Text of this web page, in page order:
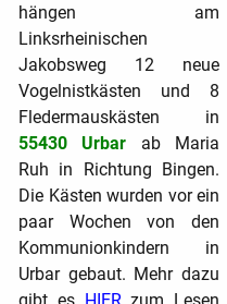
hängen am
Linksrheinischen
Jakobsweg 12 neue
Vogelnistkästen und 8
Fledermauskästen in
55430 Urbar ab Maria
Ruh in Richtung Bingen.
Die Kästen wurden vor ein
paar Wochen von den
Kommunionkindern in
Urbar gebaut. Mehr dazu